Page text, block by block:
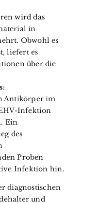
wird das
in
Obwohl es
liefert es
über die
Antikörper im
Infektion
Ein
des
Proben
Infektion hin.
diagnostischen
und